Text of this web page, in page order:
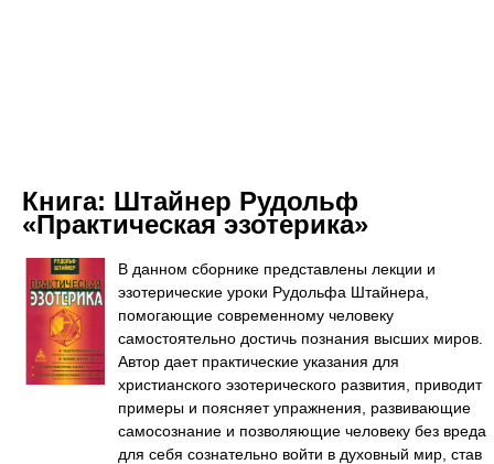
Книга: Штайнер Рудольф
«Практическая эзотерика»
В данном сборнике представлены лекции и
эзотерические уроки Рудольфа Штайнера,
помогающие современному человеку
самостоятельно достичь познания высших миров.
Автор дает практические указания для
христианского эзотерического развития, приводит
примеры и поясняет упражнения, развивающие
самосознание и позволяющие человеку без вреда
для себя сознательно войти в духовный мир, став